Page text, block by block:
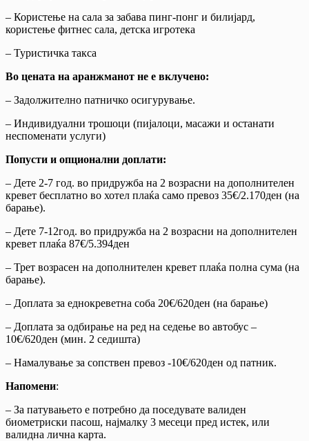
– Користење на сала за забава пинг-понг и билијард,
користење фитнес сала, детска игротека
– Туристичка такса
Во цената на аранжманот не е вклучено:
– Задолжително патничко осигурување.
– Индивидуални трошоци (пијалоци, масажи и останати
неспоменати услуги)
Попусти и опционални доплати:
– Дете 2-7 год. во придружба на 2 возрасни на дополнителен
кревет бесплатно во хотел плаќа само превоз 35€/2.170ден (на
барање).
– Дете 7-12год. во придружба на 2 возрасни на дополнителен
кревет плаќа 87€/5.394ден
– Трет возрасен на дополнителен кревет плаќа полна сума (на
барање).
– Доплата за еднокреветна соба 20€/620ден (на барање)
– Доплата за одбирање на ред на седење во автобус –
10€/620ден (мин. 2 седишта)
– Намалување за сопствен превоз -10€/620ден од патник.
Напомени:
– За патувањето е потребно да поседувате валиден
биометриски пасош, најмалку 3 месеци пред истек, или
валидна лична карта.